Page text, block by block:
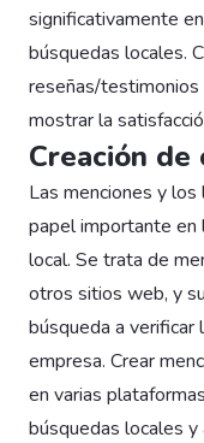
significativamente
búsquedas locales.
reseñas/
mostrar la
Creación
Las menciones y
papel importante en
local. Se trata de
otros sitios web, y
búsqueda a verificar
empresa. Crear
en varias
búsquedas locales